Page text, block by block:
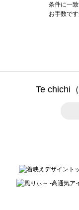
条件に一
お手数で
Te chichi